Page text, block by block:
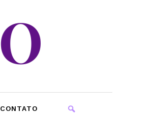
CONTATO